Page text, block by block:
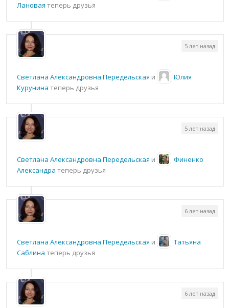
Лановая теперь друзья
Светлана Александровна Передельская и
Юлия
Курунина теперь друзья
5 лет назад
Светлана Александровна Передельская и
Финенко
Александра теперь друзья
5 лет назад
Светлана Александровна Передельская и
Татьяна
Саблина теперь друзья
6 лет назад
6 лет назад